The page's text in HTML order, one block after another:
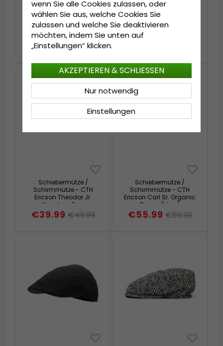
Schiebermütze /
Schirmmütze - CTH
Ericson Edward Pepita
Ivy Cap (grün/beige)
€55.99€69.99
Schiebermütze /
Schirmmütze - CTH
Ericson Carl Jr. Organic
Cotton Flat Cap
Schiebermütze /
Schirmmütze - CTH
Ericson Theodor Jr.
Newsboy Cap
(blau/weiß)
€39.99 €49.99
Schiebermütze /
Schirmmütze - CTH
Ericson Carl Sr. Organic
Denim (blau)
€55.99 €69.99
wenn Sie alle Cookies zulassen, oder
wählen Sie aus, welche Cookies Sie
zulassen und welche Sie deaktivieren
möchten, indem Sie unten auf
„Einstellungen“ klicken.
Einstellungen
Nur notwendig
AKZEPTIEREN & SCHLIESSEN